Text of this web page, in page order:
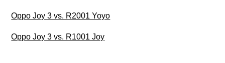
Oppo Joy 3 vs. R2001 Yoyo
Oppo Joy 3 vs. R1001 Joy